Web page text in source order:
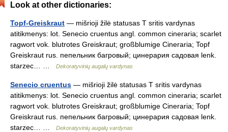
Look at other dictionaries:
Topf-Greiskraut — mišrioji žilė statusas T sritis vardynas
atitikmenys: lot. Senecio cruentus angl. common cineraria; scarlet
ragwort vok. blutrotes Greiskraut; großblumige Cineraria; Topf
Greiskraut rus. пепельник багровый; цинерария садовая lenk.
starzec… …
Dekoratyvinių augalų vardynas
Senecio cruentus — mišrioji žilė statusas T sritis vardynas
atitikmenys: lot. Senecio cruentus angl. common cineraria; scarlet
ragwort vok. blutrotes Greiskraut; großblumige Cineraria; Topf
Greiskraut rus. пепельник багровый; цинерария садовая lenk.
starzec… …
Dekoratyvinių augalų vardynas